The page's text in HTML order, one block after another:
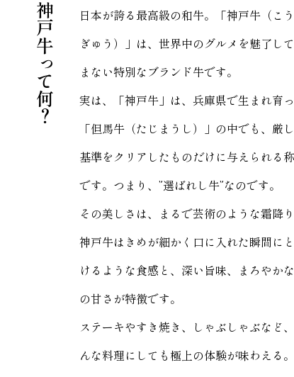
神戸牛って何？
日本が誇る最高級の和牛。「神戸牛（こ
ぎゅう）」は、世界中のグルメを魅了し
まない特別なブランド牛です。
実は、「神戸牛」は、兵庫県で生まれ育
「但馬牛（たじまうし）」の中でも、厳
基準をクリアしたものだけに与えられる
です。つまり、”選ばれし牛”なのです。
その美しさは、まるで芸術のような霜降り
神戸牛はきめが細かく口に入れた瞬間に
けるような食感と、深い旨味、まろやか
の甘さが特徴です。
ステーキやすき焼き、しゃぶしゃぶなど
んな料理にしても極上の体験が味わえる。